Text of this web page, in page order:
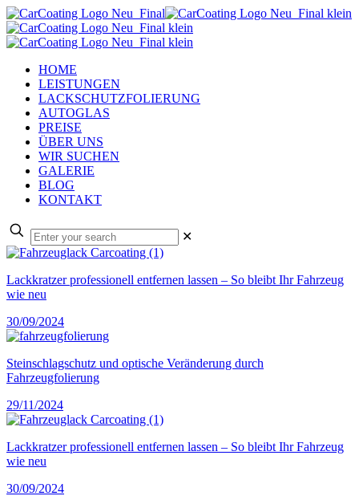
HOME
LEISTUNGEN
LACKSCHUTZFOLIERUNG
AUTOGLAS
PREISE
ÜBER UNS
WIR SUCHEN
GALERIE
BLOG
KONTAKT
✕
Lackkratzer professionell entfernen lassen – So bleibt Ihr Fahrzeug
wie neu
30/09/2024
Steinschlagschutz und optische Veränderung durch
Fahrzeugfolierung
29/11/2024
Lackkratzer professionell entfernen lassen – So bleibt Ihr Fahrzeug
wie neu
30/09/2024